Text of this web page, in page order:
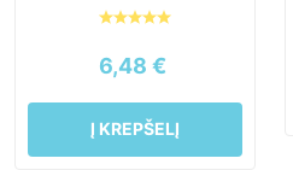
6,48 €
Į KREPŠELĮ